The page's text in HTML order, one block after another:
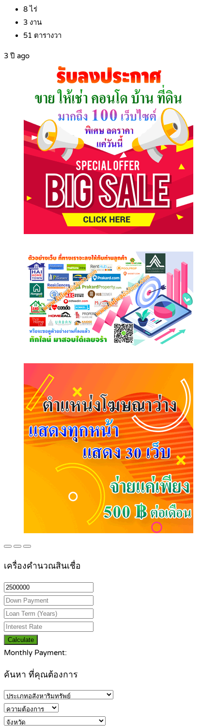
8ไร่
3 งาน
51 ตารางวา
3 ปี ago
เครื่องคำนวณสินเชื่อ
Calculate
Monthly Payment:
ค้นหา ที่คุณต้องการ